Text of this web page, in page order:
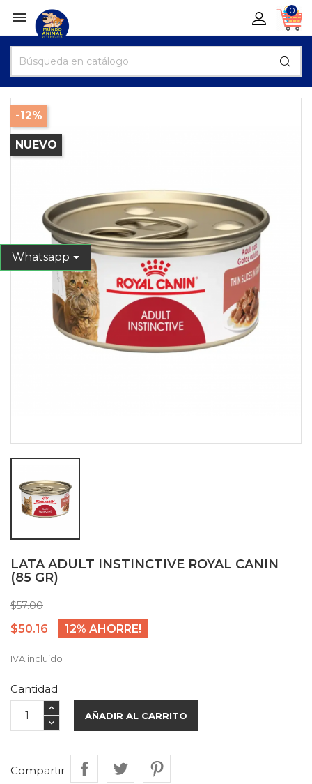
 0
-12%
NUEVO
LATA ADULT INSTINCTIVE ROYAL CANIN
(85 GR)
$57.00
$50.16 12% AHORRE!
IVA incluido
Cantidad
AÑADIR AL CARRITO
Compartir
Whatsapp